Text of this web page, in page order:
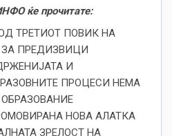
ќе прочитате:
ТРЕТИОТ ПОВИК НА
ПРЕДИЗВИЦИ
И
ПРОЦЕСИ НЕМА
НОВА АЛАТКА
ЗРЕЛОСТ НА